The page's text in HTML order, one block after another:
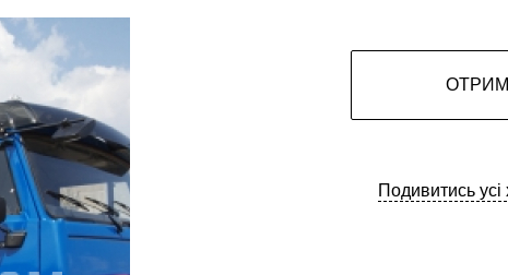
Подивитись усі